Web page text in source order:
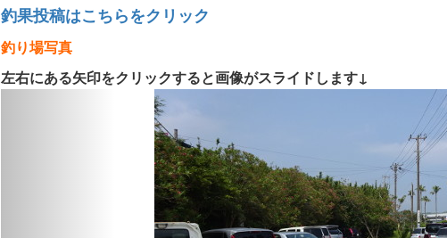
釣果投稿はこちらをクリック
釣り場写真
左右にある矢印をクリックすると画像がスライドします↓